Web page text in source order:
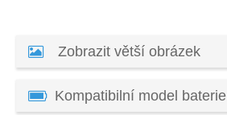
Zobrazit větší obrázek
Kompatibilní model baterie